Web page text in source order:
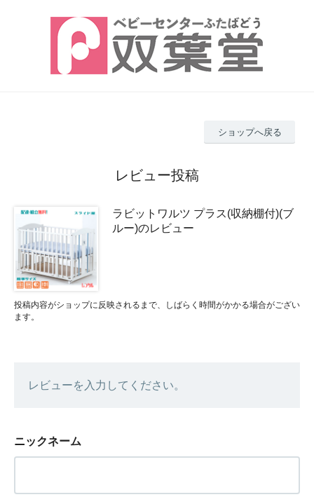
ショップへ戻る
レビュー投稿
ラビットワルツ プラス(収納棚付)(ブ
ルー)のレビュー
投稿内容がショップに反映されるまで、しばらく時間がかかる場合がござい
ます。
レビューを入力してください。
ニックネーム